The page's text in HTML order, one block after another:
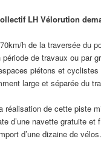
LH Vélorution
h de la traversée du
de travaux ou par
piétons et cyclistes
large et séparée du
réalisation de cette piste
d’une navette gratuite et
d’une dizaine de vélos.